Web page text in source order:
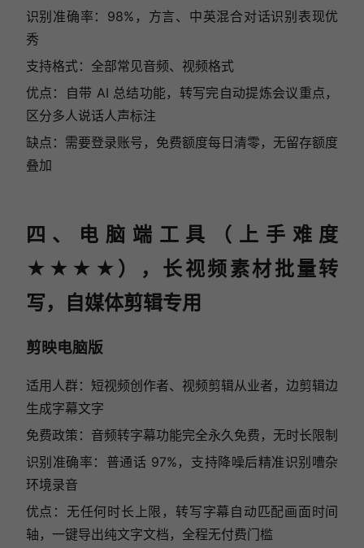
识别准确率：98%，方言、中英混合对话识别表现优
秀
支持格式：全部常见音频、视频格式
优点：自带 AI 总结功能，转写完自动提炼会议重点，
区分多人说话人声标注
缺点：需要登录账号，免费额度每日清零，无留存额度
叠加
四、电脑端工具（上手难度
★★★★），长视频素材批量转
写，自媒体剪辑专用
剪映电脑版
适用人群：短视频创作者、视频剪辑从业者，边剪辑边
生成字幕文字
免费政策：音频转字幕功能完全永久免费，无时长限制
识别准确率：普通话 97%，支持降噪后精准识别嘈杂
环境录音
优点：无任何时长上限，转写字幕自动匹配画面时间
轴，一键导出纯文字文档，全程无付费门槛